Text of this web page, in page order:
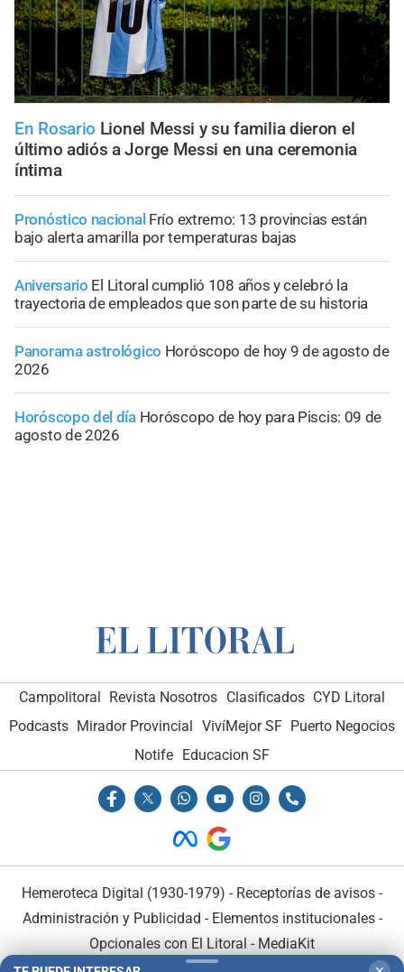
En Rosario Lionel Messi y su familia dieron el
último adiós a Jorge Messi en una ceremonia
íntima
Pronóstico nacional Frío extremo: 13 provincias están
bajo alerta amarilla por temperaturas bajas
Aniversario El Litoral cumplió 108 años y celebró la
trayectoria de empleados que son parte de su historia
Panorama astrológico Horóscopo de hoy 9 de agosto de
2026
Horóscopo del día Horóscopo de hoy para Piscis: 09 de
agosto de 2026
Campolitoral Revista Nosotros Clasificados CYD Litoral
Podcasts Mirador Provincial VivíMejor SF Puerto Negocios
Notife Educacion SF
Hemeroteca Digital (1930-1979) - Receptorías de avisos -
Administración y Publicidad - Elementos institucionales-
Opcionales con El Litoral - MediaKit